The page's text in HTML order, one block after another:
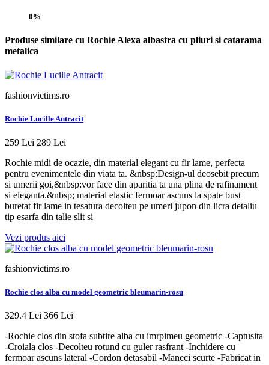
0%
Produse similare cu Rochie Alexa albastra cu pliuri si catarama
metalica
fashionvictims.ro
Rochie Lucille Antracit
259 Lei 289 Lei
Rochie midi de ocazie, din material elegant cu fir lame, perfecta
pentru evenimentele din viata ta. &nbsp;Design-ul deosebit precum
si umerii goi,&nbsp;vor face din aparitia ta una plina de rafinament
si eleganta.&nbsp; material elastic fermoar ascuns la spate bust
buretat fir lame in tesatura decolteu pe umeri jupon din licra detaliu
tip esarfa din talie slit si
Vezi produs aici
fashionvictims.ro
Rochie clos alba cu model geometric bleumarin-rosu
329.4 Lei 366 Lei
-Rochie clos din stofa subtire alba cu imrpimeu geometric -Captusita
-Croiala clos -Decolteu rotund cu guler rasfrant -Inchidere cu
fermoar ascuns lateral -Cordon detasabil -Maneci scurte -Fabricat in